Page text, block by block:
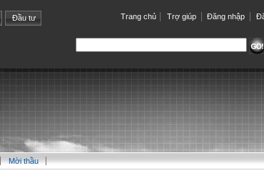
Trang chủ Trợ giúp Đăng nhập
Đầu tư
Mời thầu